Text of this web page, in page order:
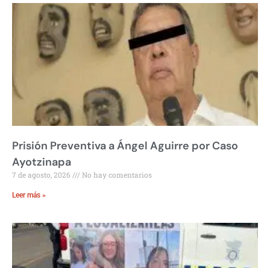
Prisión Preventiva a Ángel Aguirre por Caso
Ayotzinapa
7 de agosto, 2026 No hay comentarios
Leer más »